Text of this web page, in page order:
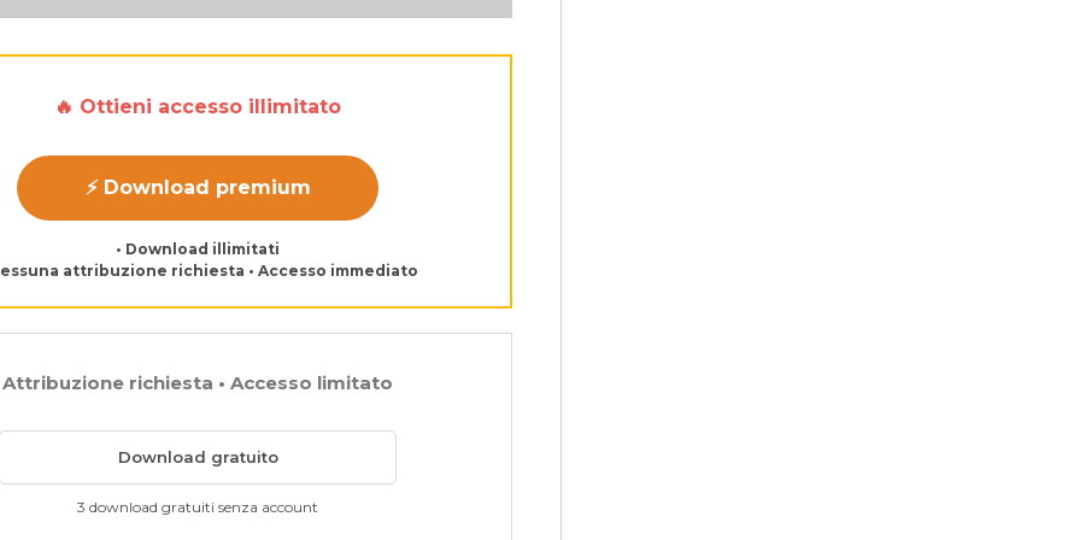
🔥 Ottieni accesso illimitato
⚡ Download premium
• Download illimitati
attribuzione richiesta • Accesso immediato
Attribuzione richiesta • Accesso limitato
Download gratuito
3 download gratuiti senza account